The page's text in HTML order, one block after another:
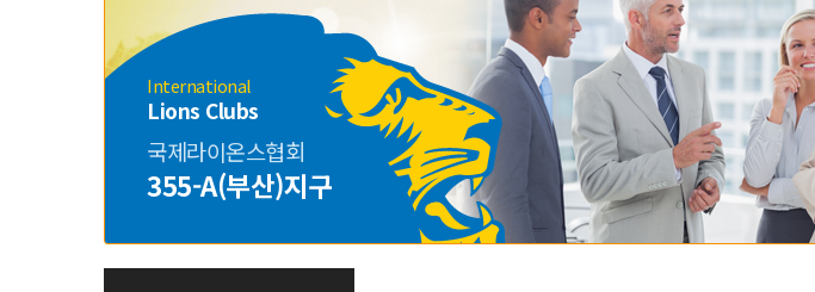
International
Lions Clubs
국제라이온스협회
355-A(부산)지구